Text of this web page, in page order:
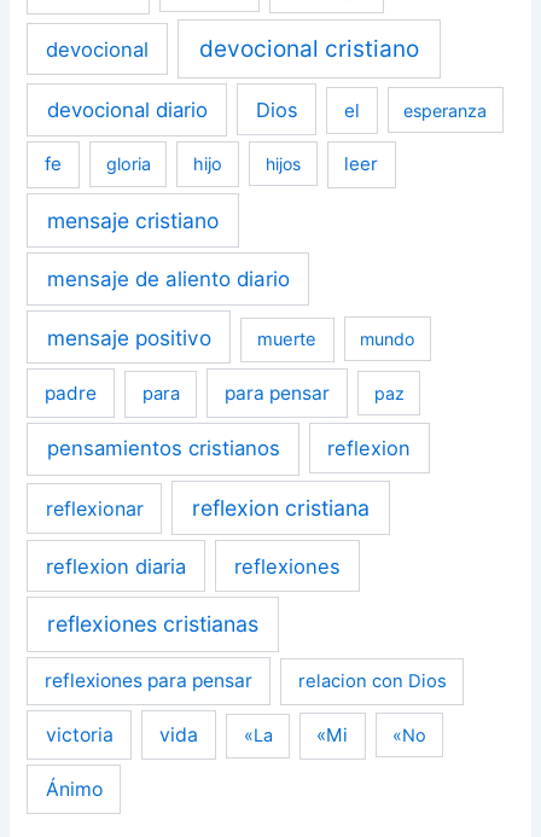
devocional devocional cristiano
devocional diario Dios el esperanza
fe gloria hijo hijos leer
mensaje cristiano
mensaje de aliento diario
mensaje positivo muerte mundo
padre para para pensar paz
pensamientos cristianos reflexion
reflexionar reflexion cristiana
reflexion diaria reflexiones
reflexiones cristianas
reflexiones para pensar relacion con Dios
victoria vida «La «Mi «No
Ánimo